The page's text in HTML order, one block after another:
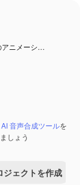
アニメーシ…
AI 音声合成ツールを
しょう
ジェクトを作成